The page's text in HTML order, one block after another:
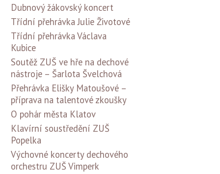
Dubnový žákovský koncert
Třídní přehrávka Julie Životové
Třídní přehrávka Václava
Kubice
Soutěž ZUŠ ve hře na dechové
nástroje – Šarlota Švelchová
Přehrávka Elišky Matoušové –
příprava na talentové zkoušky
O pohár města Klatov
Klavírní soustředění ZUŠ
Popelka
Výchovné koncerty dechového
orchestru ZUŠ Vimperk